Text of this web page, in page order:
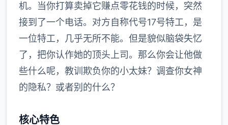
机。当你打算卖掉它赚点零花钱的时候，突然
接到了一个电话。对方自称代号17号特工，是
一位特工，几乎无所不能。但是貌似脑袋失忆
了，把你认作她的顶头上司。那么你会让他做
些什么呢，教训欺负你的小太妹？调查你女神
的隐私？或者别的什么？
核心特色